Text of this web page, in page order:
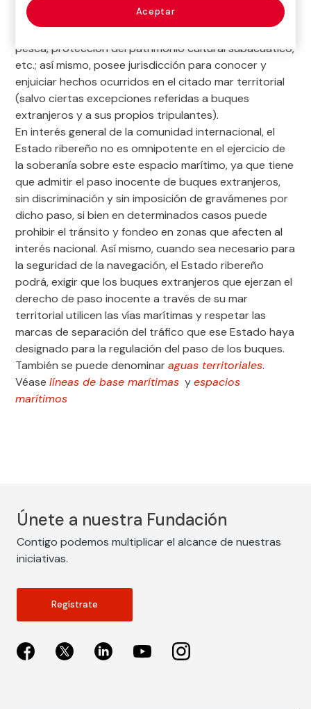
orden público, sanitario, fiscal, aduanero, de
navegación, contaminación marina, investigación,
pesca, protección del patrimonio cultural subacuático,
etc.; así mismo, posee jurisdicción para conocer y
enjuiciar hechos ocurridos en el citado mar territorial
(salvo ciertas excepciones referidas a buques
extranjeros y a sus propios tripulantes).
En interés general de la comunidad internacional, el
Estado ribereño no es omnipotente en el ejercicio de
la soberanía sobre este espacio marítimo, ya que tiene
que admitir el paso inocente de buques extranjeros,
sin discriminación y sin imposición de gravámenes por
dicho paso, si bien en determinados casos puede
prohibir el tránsito y fondeo en zonas que afecten al
interés nacional. Así mismo, cuando sea necesario para
la seguridad de la navegación, el Estado ribereño
podrá, exigir que los buques extranjeros que ejerzan el
derecho de paso inocente a través de su mar
territorial utilicen las vías marítimas y respetar las
marcas de separación del tráfico que ese Estado haya
designado para la regulación del paso de los buques.
También se puede denominaraguas territoriales.
Véaselíneas de base marítimas yespacios
marítimos
Únete a nuestra Fundación
Contigo podemos multiplicar el alcance de nuestras
iniciativas.
Regístrate
Aceptar